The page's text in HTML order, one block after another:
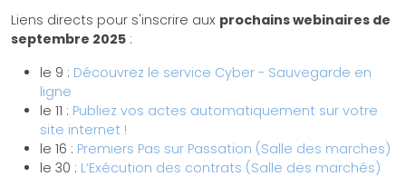
Liens directs pour s'inscrire aux prochains webinaires de
septembre 2025 :
le 9 : Découvrez le service Cyber - Sauvegarde en
ligne
le 11 : Publiez vos actes automatiquement sur votre
site internet !
le 16 : Premiers Pas sur Passation (Salle des marches)
le 30 : L’Exécution des contrats (Salle des marchés)